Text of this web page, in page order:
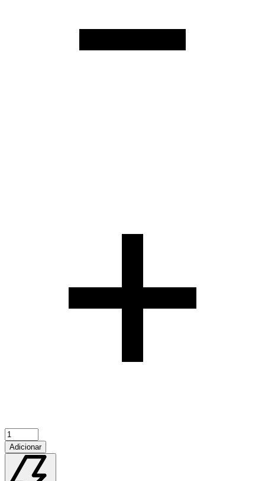
Quantidade
de
Ergo
Visco
Adicionar